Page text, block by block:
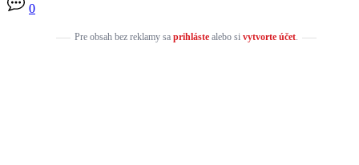
0
Pre obsah bez reklamy sa prihlástealebo si vytvorte účet.